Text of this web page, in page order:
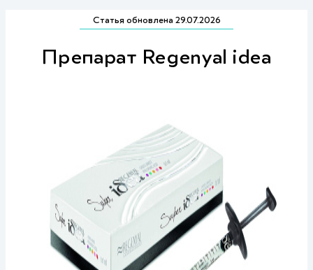
Статья обновлена 29.07.2026
Препарат Regenyal idea